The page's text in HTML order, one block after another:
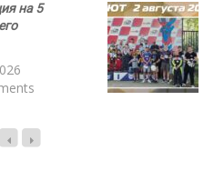
на 5